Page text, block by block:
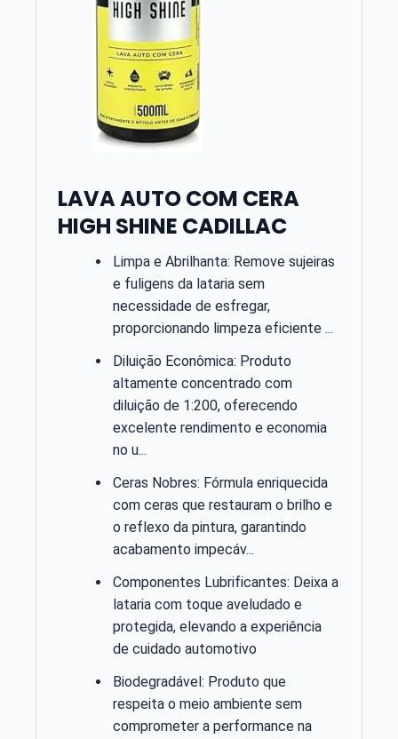
LAVA AUTO COM CERA
HIGH SHINE CADILLAC
Limpa e Abrilhanta: Remove sujeiras
e fuligens da lataria sem
necessidade de esfregar,
proporcionando limpeza eficiente ...
Diluição Econômica: Produto
altamente concentrado com
diluição de 1:200, oferecendo
excelente rendimento e economia
no u...
Ceras Nobres: Fórmula enriquecida
com ceras que restauram o brilho e
o reflexo da pintura, garantindo
acabamento impecáv...
Componentes Lubrificantes: Deixa a
lataria com toque aveludado e
protegida, elevando a experiência
de cuidado automotivo
Biodegradável: Produto que
respeita o meio ambiente sem
comprometer a performance na